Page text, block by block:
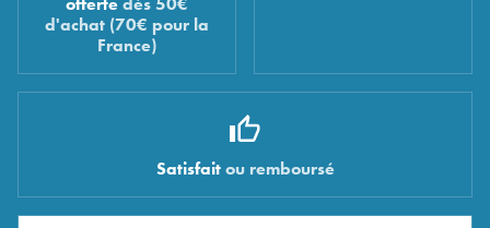
d'achat (70€ pour la
France)
Satisfaitou remboursé